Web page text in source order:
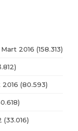
2016 (158.313)
2016 (80.593)
(33.016)